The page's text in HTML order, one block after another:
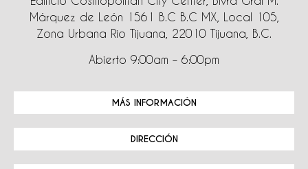
Márquez de León 1561 B.C B.C MX, Local 105,
Zona Urbana Rio Tijuana, 22010 Tijuana, B.C.
Abierto 9:00am – 6:00pm
MÁS INFORMACIÓN
DIRECCIÓN